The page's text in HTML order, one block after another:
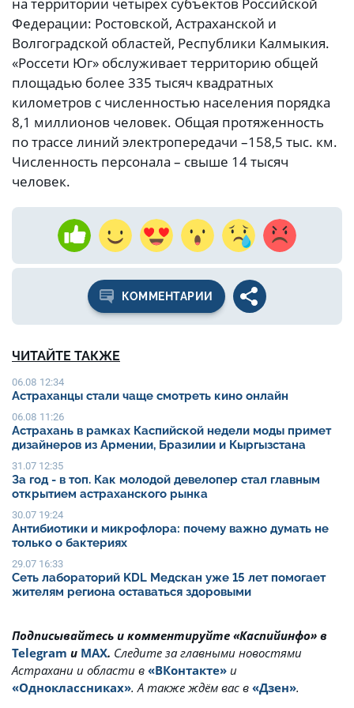
Федерации: Ростовской, Астраханской и
Волгоградской областей, Республики Калмыкия.
«Россети Юг» обслуживает территорию общей
площадью более 335 тысяч квадратных
километров с численностью населения порядка
8,1 миллионов человек. Общая протяженность
по трассе линий электропередачи –158,5 тыс. км.
Численность персонала – свыше 14 тысяч
человек.
КОММЕНТАРИИ
ЧИТАЙТЕ ТАКЖЕ
06.08 12:34
Астраханцы стали чаще смотреть кино онлайн
06.08 11:26
Астрахань в рамках Каспийской недели моды примет
дизайнеров из Армении, Бразилии и Кыргызстана
31.07 12:35
За год - в топ. Как молодой девелопер стал главным
открытием астраханского рынка
30.07 19:24
Антибиотики и микрофлора: почему важно думать не
только о бактериях
29.07 16:33
Сеть лабораторий KDL Медскан уже 15 лет помогает
жителям региона оставаться здоровыми
Подписывайтесь и комментируйте «Каспийинфо» в
Telegram и MAX. Cледите за главными новостями
Астрахани и области в «ВКонтакте» и
«Одноклассниках». А также ждём вас в «Дзен».